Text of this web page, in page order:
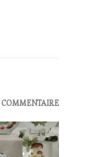
COMMENTAIRE